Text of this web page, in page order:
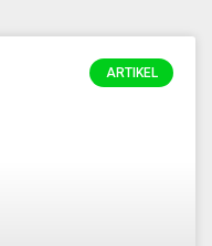
ARTIKEL